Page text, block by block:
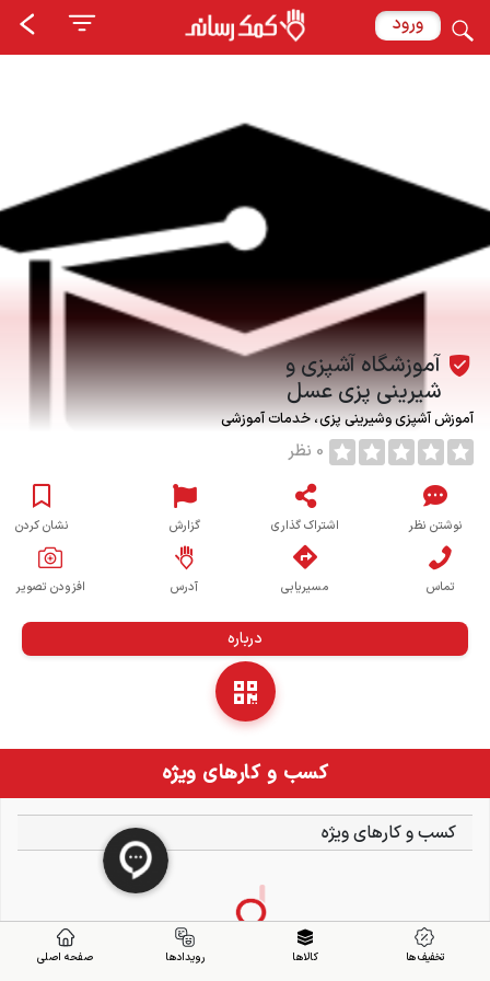
ورود
آموزشگاه آشپزی و
شیرینی پزی عسل
آموزش آشپزی وشیرینی پزی خدمات آموزشی
0 نظر
نوشتن نظر اشتراک گذاری گزارش نشان کردن
تماس مسیریابی آدرس افزودن تصویر
درباره
کسب و کارهای ویژه
کسب و کارهای ویژه
تخفیف ها کالاها رویدادها صفحه اصلی